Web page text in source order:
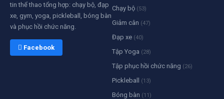
tin thể thao tổng hợp: chạy bộ, đạp
xe, gym, yoga, pickleball, bóng bàn
và phục hồi chức năng.
 Facebook
Chạy bộ (53)
Giảm cân (47)
Đạp xe (40)
Tập Yoga (28)
Tập phục hồi chức năng (26)
Pickleball (13)
Bóng bàn (11)